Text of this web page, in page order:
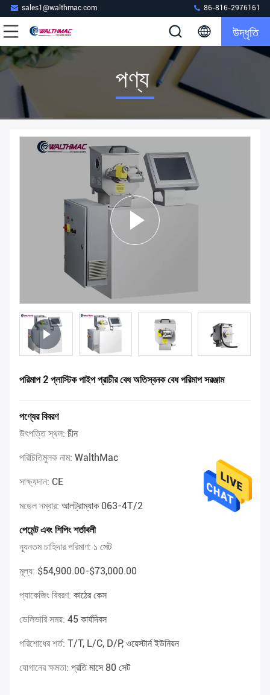
sales1@walthmac.com 86-816-2976161
উদ্ধৃতি
পণ্য
পরিমাপ 2 প্লাস্টিক পাইপ প্রাচীর বেধ অতিস্বনক বেধ পরিমাপ সরঞ্জাম
পণ্যের বিবরণ
উৎপত্তি স্থল: চীন
পরিচিতিমুলক নাম: WalthMac
সাক্ষ্যদান: CE
মডেল নম্বার: আলট্রাম্যাক 063-4T/2
পেমেন্ট এবং শিপিং শর্তাবলী
ন্যূনতম চাহিদার পরিমাণ: ১ সেট
মূল্য: $54,900.00-$73,000.00
প্যাকেজিং বিবরণ: কাঠের কেস
ডেলিভারি সময়: 45 কার্যদিবস
পরিশোধের শর্ত: T/T, L/C, D/P, ওয়েস্টার্ন ইউনিয়ন
যোগানের ক্ষমতা: প্রতি মাসে 80 সেট